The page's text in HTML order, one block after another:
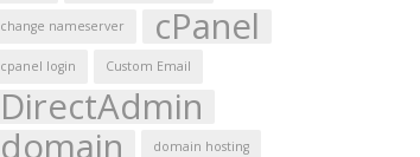
change nameserver cPanel
cpanel login Custom Email
DirectAdmin
domain
domain hosting